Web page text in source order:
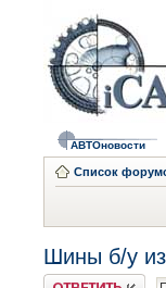
АВТОновости
Список
Шины б/у из
Ответить